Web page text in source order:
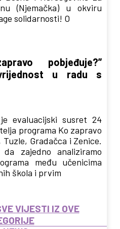
(Njemačka) u okviru
solidarnosti! O
pobjeđuje?”
u radu s
evaluacijski susret 24
programa Ko zapravo
Gradačca i Zenice.
zajedno analiziramo
među učenicima
škola i prvim
VIJESTI IZ OVE